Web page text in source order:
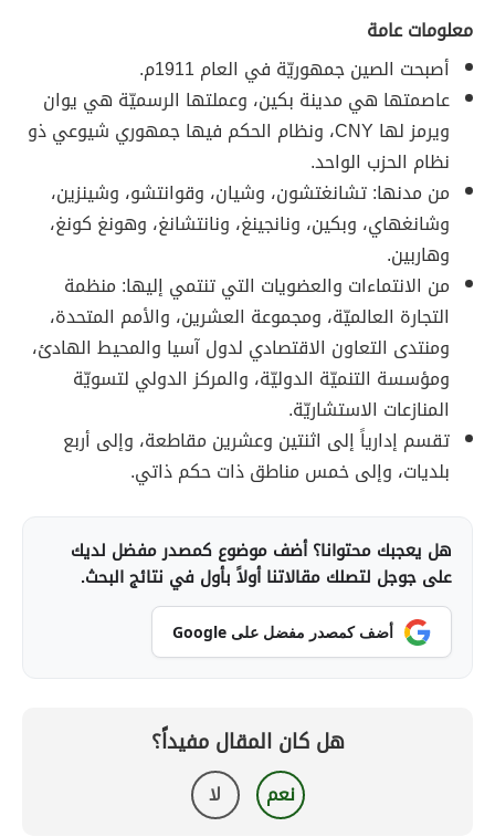
معلومات عامة
أصبحت الصين جمهوريّة في العام 1911م.
عاصمتها هي مدينة بكين، وعملتها الرسميّة هي يوان
ويرمز لها CNY، ونظام الحكم فيها جمهوري شيوعي ذو
نظام الحزب الواحد.
من مدنها: تشانغتشون، وشيان، وقوانتشو، وشينزين،
وشانغهاي، وبكين، ونانجينغ، ونانتشانغ، وهونغ كونغ،
وهاربين.
من الانتماءات والعضويات التي تنتمي إليها: منظمة
التجارة العالميّة، ومجموعة العشرين، والأمم المتحدة،
ومنتدى التعاون الاقتصادي لدول آسيا والمحيط الهادئ،
ومؤسسة التنميّة الدوليّة، والمركز الدولي لتسويّة
المنازعات الاستشاريّة.
تقسم إدارياً إلى اثنتين وعشرين مقاطعة، وإلى أربع
بلديات، وإلى خمس مناطق ذات حكم ذاتي.
هل يعجبك محتوانا؟ أضف موضوع كمصدر مفضل لديك
على جوجل لتصلك مقالاتنا أولاً بأول في نتائج البحث.
أضف كمصدر مفضل على Google
هل كان المقال مفيداً؟
نعم لا